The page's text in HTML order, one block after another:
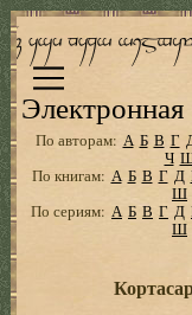
По авторам: А Б В Г
Ч
По книгам: А Б В Г Д
Ш
По сериям: А Б В Г Д
Ш